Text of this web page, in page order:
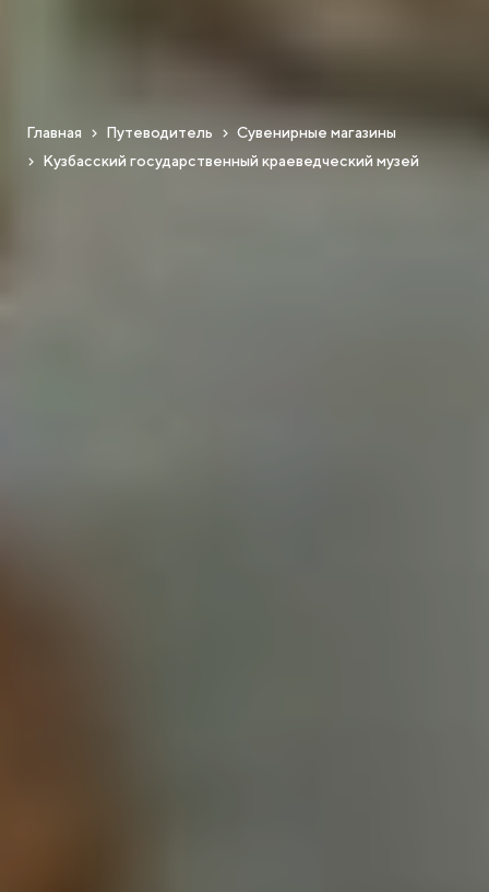
Главная Путеводитель
Сувенирные магазины
Кузбасский государственный краеведческий музей